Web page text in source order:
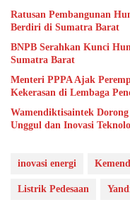
Ratusan Pembangunan
Berdiri di Sumatra Barat
BNPB Serahkan Kunci
Sumatra Barat
Menteri PPPA Ajak
Kekerasan di Lembaga
Wamendiktisaintek
Unggul dan Inovasi
inovasi energi
Listrik Pedesaan